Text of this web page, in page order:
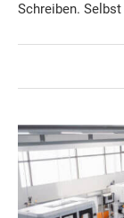
Schreiben.